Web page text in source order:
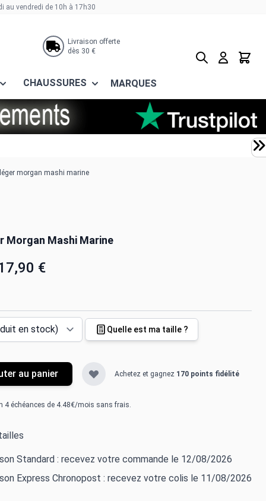
au vendredi de 10h à 17h30
Livraison offerte
dès 30 €
CHAUSSURES MARQUES
Rechercher
Panier
morgan mashi marine
Morgan Mashi Marine
€
Quelle est ma taille ?
au panier Achetez et gagnez 170 points fidélité
4 échéances de 4.48€/mois sans frais.
Standard : recevez votre commande le 12/08/2026
Express Chronopost : recevez votre colis le 11/08/2026